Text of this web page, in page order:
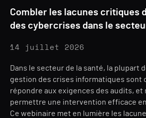
Combler les lacunes critiques
des cybercrises dans le
14 juillet 2026
Dans le secteur de la santé, la plupart
gestion des crises informatiques sont
répondre aux exigences des audits, et
permettre une intervention efficace
Ce webinaire met en lumière les